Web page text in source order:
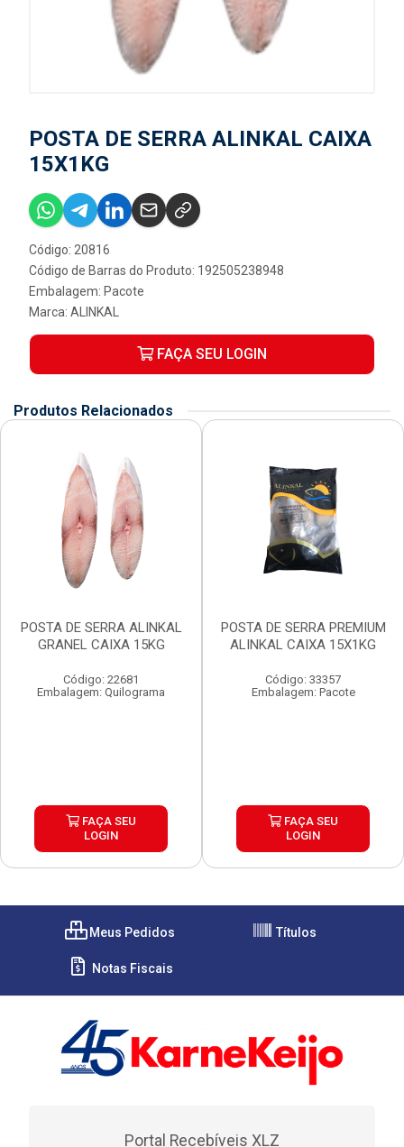
POSTA DE SERRA ALINKAL CAIXA
15X1KG
Código: 20816
Código de Barras do Produto: 192505238948
Embalagem: Pacote
Marca: ALINKAL
FAÇA SEU LOGIN
Produtos Relacionados
POSTA DE SERRA ALINKAL
GRANEL CAIXA 15KG
Código: 22681
Embalagem: Quilograma
FAÇA SEU
LOGIN
POSTA DE SERRA PREMIUM
ALINKAL CAIXA 15X1KG
Código: 33357
Embalagem: Pacote
FAÇA SEU
LOGIN
Meus Pedidos Títulos
Notas Fiscais
Portal Recebíveis XLZ